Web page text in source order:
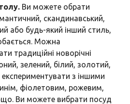
Ви можете обрати
скандинавський,
або будь-який інший стиль,
Можна
традиційні новорічні
зелений, білий, золотий,
експериментувати з іншими
фіолетовим, рожевим,
Ви можете вибрати посуд